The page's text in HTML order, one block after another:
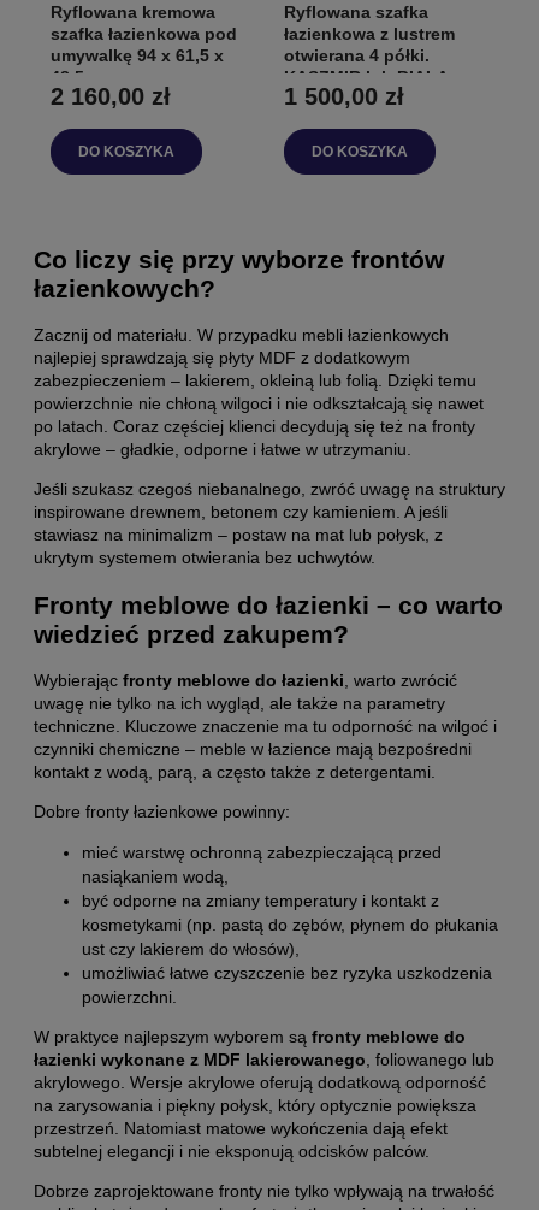
Ryflowana kremowa
szafka łazienkowa pod
umywalkę 94 x 61,5 x
48,5 cm
2 160,00 zł
DO KOSZYKA
Ryflowana szafka
łazienkowa z lustrem
otwierana 4 półki.
KASZMIR lub BIAŁA
1 500,00 zł
DO KOSZYKA
Co liczy się przy wyborze frontów
łazienkowych?
Zacznij od materiału. W przypadku mebli łazienkowych
najlepiej sprawdzają się płyty MDF z dodatkowym
zabezpieczeniem – lakierem, okleiną lub folią. Dzięki temu
powierzchnie nie chłoną wilgoci i nie odkształcają się nawet
po latach. Coraz częściej klienci decydują się też na fronty
akrylowe – gładkie, odporne i łatwe w utrzymaniu.
Jeśli szukasz czegoś niebanalnego, zwróć uwagę na struktury
inspirowane drewnem, betonem czy kamieniem. A jeśli
stawiasz na minimalizm – postaw na mat lub połysk, z
ukrytym systemem otwierania bez uchwytów.
Fronty meblowe do łazienki – co warto
wiedzieć przed zakupem?
Wybierając fronty meblowe do łazienki , warto zwrócić
uwagę nie tylko na ich wygląd, ale także na parametry
techniczne. Kluczowe znaczenie ma tu odporność na wilgoć i
czynniki chemiczne – meble w łazience mają bezpośredni
kontakt z wodą, parą, a często także z detergentami.
Dobre fronty łazienkowe powinny:
mieć warstwę ochronną zabezpieczającą przed
nasiąkaniem wodą,
być odporne na zmiany temperatury i kontakt z
kosmetykami (np. pastą do zębów, płynem do płukania
ust czy lakierem do włosów),
umożliwiać łatwe czyszczenie bez ryzyka uszkodzenia
powierzchni.
W praktyce najlepszym wyborem są fronty meblowe do
łazienki wykonane z MDF lakierowanego , foliowanego lub
akrylowego. Wersje akrylowe oferują dodatkową odporność
na zarysowania i piękny połysk, który optycznie powiększa
przestrzeń. Natomiast matowe wykończenia dają efekt
subtelnej elegancji i nie eksponują odcisków palców.
Dobrze zaprojektowane fronty nie tylko wpływają na trwałość